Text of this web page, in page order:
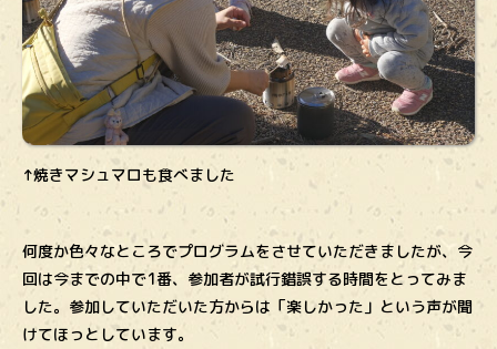
↑焼きマシュマロも食べました
何度か色々なところでプログラムをさせていただきましたが、今
回は今までの中で1番、参加者が試行錯誤する時間をとってみま
した。参加していただいた方からは「楽しかった」という声が聞
けてほっとしています。